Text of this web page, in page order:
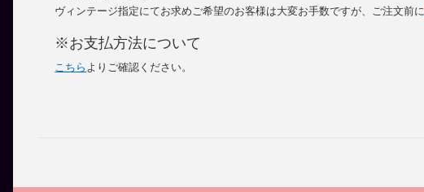
ヴィンテージ指定にてお求めご希望のお客様は大変お手数ですが、ご注文前に
※お支払方法について
こちら よりご確認ください。